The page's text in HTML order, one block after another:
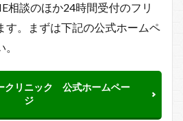
相談のほか24時間受付のフリ
す。まずは下記の公式ホームペ
クリニック 公式ホームペー
ジ